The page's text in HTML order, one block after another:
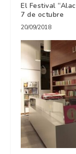
El Festival
7 de octubre
20/09/2018